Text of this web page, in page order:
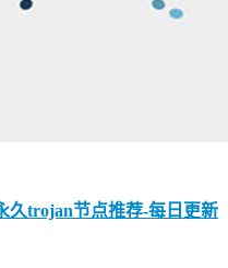
久trojan节点推荐-每日更新